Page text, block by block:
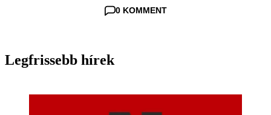
0 KOMMENT
Legfrissebb hírek